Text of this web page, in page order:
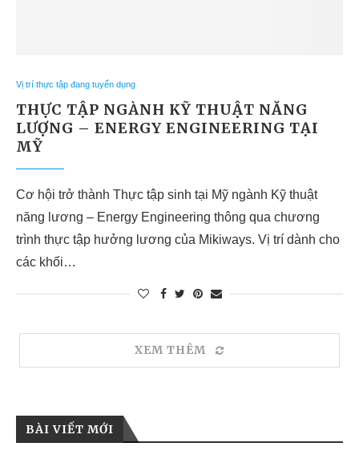
Vị trí thực tập đang tuyển dụng
THỰC TẬP NGÀNH KỸ THUẬT NĂNG
LƯỢNG – ENERGY ENGINEERING TẠI
MỸ
Cơ hội trở thành Thực tập sinh tại Mỹ ngành Kỹ thuật
năng lương – Energy Engineering thông qua chương
trình thực tập hưởng lương của Mikiways. Vị trí dành cho
các khối…
XEM THÊM
BÀI VIẾT MỚI